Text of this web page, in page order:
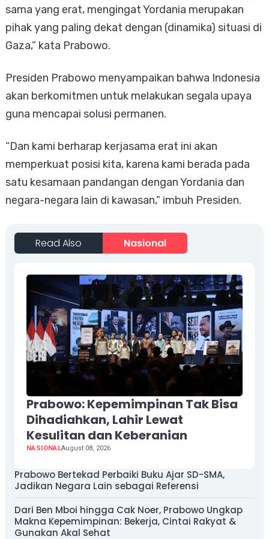
sama yang erat, mengingat Yordania merupakan
pihak yang paling dekat dengan (dinamika) situasi di
Gaza,” kata Prabowo.
Presiden Prabowo menyampaikan bahwa Indonesia
akan berkomitmen untuk melakukan segala upaya
guna mencapai solusi permanen.
“Dan kami berharap kerjasama erat ini akan
memperkuat posisi kita, karena kami berada pada
satu kesamaan pandangan dengan Yordania dan
negara-negara lain di kawasan,” imbuh Presiden.
Read Also Nasional
Prabowo: Kepemimpinan Tak Bisa
Dihadiahkan, Lahir Lewat
Kesulitan dan Keberanian
NASIONALAugust 08, 2026
Prabowo Bertekad Perbaiki Buku Ajar SD-SMA,
Jadikan Negara Lain sebagai Referensi
Dari Ben Mboi hingga Cak Noer, Prabowo Ungkap
Makna Kepemimpinan: Bekerja, Cintai Rakyat &
Gunakan Akal Sehat